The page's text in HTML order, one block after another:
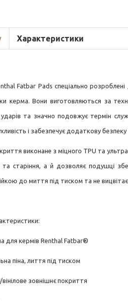
Характеристики
Fatbar Pads спеціально
керма. Вони виготовляються за
ударів та значно подовжує термін
і забезпечує додаткову
виконане з міцного TPU та
старіння, а й дозволяє подушці
до миття під тиском та не
для кермів Renthal Fatbar®
піна, лиття під тиском
зовнішнє покриття